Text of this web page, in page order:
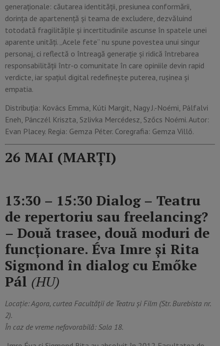
generaționale: căutarea identității, presiunea conformării,
dorința de apartenență și teama de excludere, dezvăluind
totodată fragilitățile și incertitudinile ascunse în spatele unei
aparente unități. „Acele fete” nu spune povestea unui singur
personaj, ci reflectă o întreagă generație și ridică întrebarea
responsabilității într-o comunitate în care opiniile devin rapid
verdicte, iar spațiul digital redefinește puterea, rușinea și
empatia.
Distribuția: Kovács Emma, Kúti Margit, Nagy J.-Noémi, Pálfalvi
Eneh, Pánczél Kriszta, Szlivka Mercédesz, Szőcs Noémi. Autor:
Evan Placey. Regia: Gemza Péter. Coregrafia: Gemza Villő.
26 MAI (MARȚI)
13:30 – 15:30 Dialog – Teatru
de repertoriu sau freelancing?
– Două trasee, două moduri de
funcționare. Éva Imre și Rita
Sigmond în dialog cu Emőke
Pál (HU)
Locație: Agora, curtea Facultății de Teatru și Film (Str. Burebista nr.
2).
În caz de vreme nefavorabilă: Sala 18.